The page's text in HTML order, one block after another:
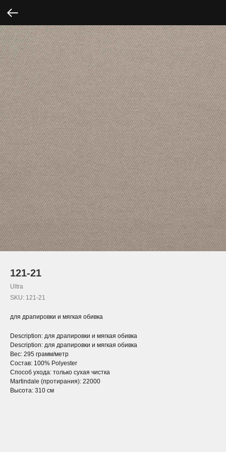
121-21
Ultra
SKU: 121-21
для драпировки и мягкая обивка
Description: для драпировки и мягкая обивка
Description: для драпировки и мягкая обивка
Вес: 295 грамм/метр
Состав: 100% Polyester
Способ ухода: только сухая чистка
Martindale (протирания): 22000
Высота: 310 см